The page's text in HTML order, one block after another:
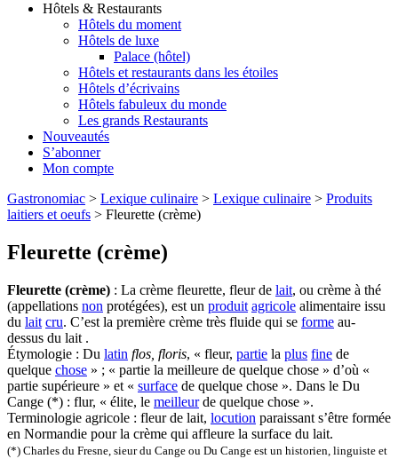
Hôtels & Restaurants
Hôtels du moment
Hôtels de luxe
Palace (hôtel)
Hôtels et restaurants dans les étoiles
Hôtels d’écrivains
Hôtels fabuleux du monde
Les grands Restaurants
Nouveautés
S’abonner
Mon compte
Gastronomiac > Lexique culinaire > Lexique culinaire > Produits
laitiers et oeufs > Fleurette (crème)
Fleurette (crème)
Fleurette (crème) : La crème fleurette, fleur de lait, ou crème à thé
(appellations non protégées), est un produit agricole alimentaire issu
du lait cru. C’est la première crème très fluide qui se forme au-
dessus du lait .
Étymologie : Du latin flos, floris, « fleur, partie la plus fine de
quelque chose » ; « partie la meilleure de quelque chose » d’où «
partie supérieure » et « surface de quelque chose ». Dans le Du
Cange (*) : flur, « élite, le meilleurde quelque chose ».
Terminologie agricole : fleur de lait, locution paraissant s’être formée
en Normandie pour la crème qui affleure la surface du lait.
(*) Charles du Fresne, sieur du Cange ou Du Cange est un historien, linguiste et